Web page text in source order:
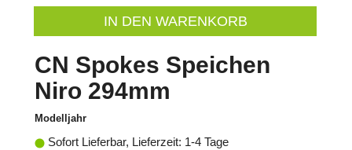
IN DEN WARENKORB
CN Spokes Speichen
Niro 294mm
Modelljahr
Sofort Lieferbar, Lieferzeit: 1-4 Tage